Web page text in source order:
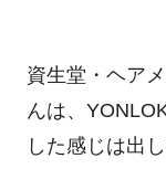
資生堂・ヘア
んは、
した感じは出